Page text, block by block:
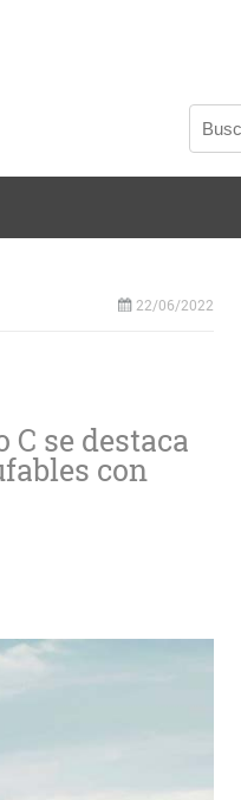
22/06/2022
se destaca
con